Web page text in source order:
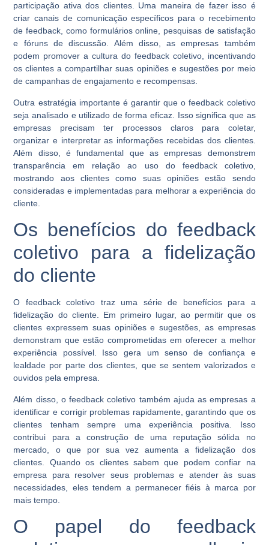
participação ativa dos clientes. Uma maneira de fazer isso é
criar canais de comunicação específicos para o recebimento
de feedback, como formulários online, pesquisas de satisfação
e fóruns de discussão. Além disso, as empresas também
podem promover a cultura do feedback coletivo, incentivando
os clientes a compartilhar suas opiniões e sugestões por meio
de campanhas de engajamento e recompensas.
Outra estratégia importante é garantir que o feedback coletivo
seja analisado e utilizado de forma eficaz. Isso significa que as
empresas precisam ter processos claros para coletar,
organizar e interpretar as informações recebidas dos clientes.
Além disso, é fundamental que as empresas demonstrem
transparência em relação ao uso do feedback coletivo,
mostrando aos clientes como suas opiniões estão sendo
consideradas e implementadas para melhorar a experiência do
cliente.
Os benefícios do feedback
coletivo para a fidelização
do cliente
O feedback coletivo traz uma série de benefícios para a
fidelização do cliente. Em primeiro lugar, ao permitir que os
clientes expressem suas opiniões e sugestões, as empresas
demonstram que estão comprometidas em oferecer a melhor
experiência possível. Isso gera um senso de confiança e
lealdade por parte dos clientes, que se sentem valorizados e
ouvidos pela empresa.
Além disso, o feedback coletivo também ajuda as empresas a
identificar e corrigir problemas rapidamente, garantindo que os
clientes tenham sempre uma experiência positiva. Isso
contribui para a construção de uma reputação sólida no
mercado, o que por sua vez aumenta a fidelização dos
clientes. Quando os clientes sabem que podem confiar na
empresa para resolver seus problemas e atender às suas
necessidades, eles tendem a permanecer fiéis à marca por
mais tempo.
O papel do feedback